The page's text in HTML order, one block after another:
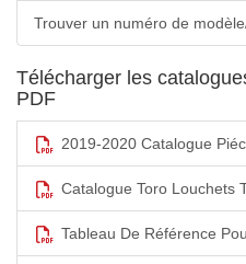
Trouver un numéro de
Télécharger les
PDF
2019-2020 Catalogue
Catalogue Toro Louchets
Tableau De Référence